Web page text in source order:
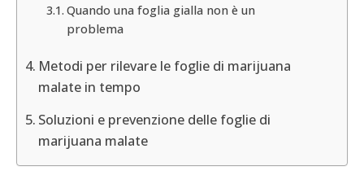
Quando una foglia gialla non è un
problema
Metodi per rilevare le foglie di marijuana
malate in tempo
Soluzioni e prevenzione delle foglie di
marijuana malate